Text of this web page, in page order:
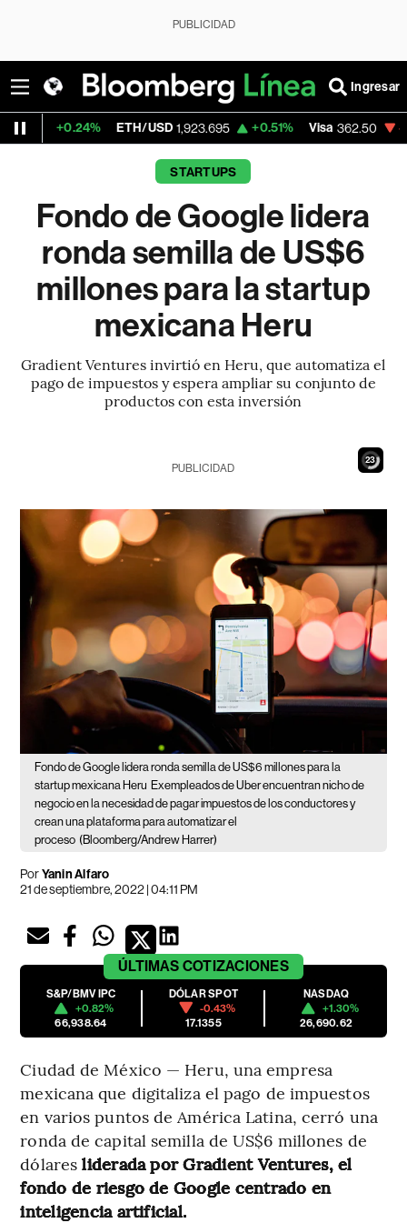
PUBLICIDAD
Ingresar
ETH/USD 1,923.695 +0.51% Visa 362.50 -2.15%
STARTUPS
Fondo de Google lidera
ronda semilla de US$6
millones para la startup
mexicana Heru
Gradient Ventures invirtió en Heru, que automatiza el
pago de impuestos y espera ampliar su conjunto de
productos con esta inversión
21
PUBLICIDAD
Fondo de Google lidera ronda semilla de US$6 millones para la
startup mexicana Heru Exempleados de Uber encuentran nicho de
negocio en la necesidad de pagar impuestos de los conductores y
crean una plataforma para automatizar el
proceso (Bloomberg/Andrew Harrer)
PorYanin Alfaro
21 de septiembre, 2022 | 04:11 PM
ÚLTIMAS COTIZACIONES
S&P/BMV IPC
+0.82%
66,938.64
DÓLAR SPOT
-0.43%
17.1355
NASDAQ
+1.30%
26,690.62
Ciudad de México — Heru, una empresa
mexicana que digitaliza el pago de impuestos
en varios puntos de América Latina, cerró una
ronda de capital semilla de US$6 millones de
dólares liderada por Gradient Ventures, el
fondo de riesgo de Google centrado en
inteligencia artificial.